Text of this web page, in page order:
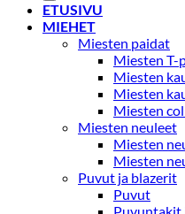
ETUSIVU
MIEHET
Miesten paidat
Miesten T-
Miesten
Miesten
Miesten
Miesten neuleet
Miesten
Miesten
Puvut ja blazerit
Puvut